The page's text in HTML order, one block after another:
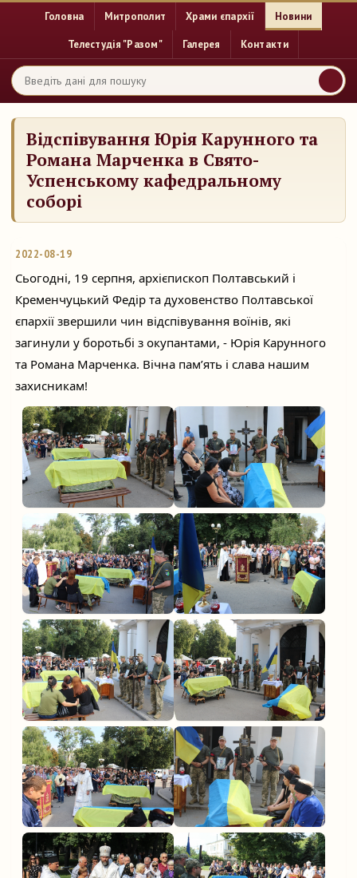
Головна Митрополит Храми єпархії Новини
Телестудія "Разом" Галерея Контакти
Відспівування Юрія Карунного та
Романа Марченка в Свято-
Успенському кафедральному
соборі
2022-08-19
Сьогодні, 19 серпня, архієпископ Полтавський і
Кременчуцький Федір та духовенство Полтавської
єпархії звершили чин відспівування воїнів, які
загинули у боротьбі з окупантами, - Юрія Карунного
та Романа Марченка. Вічна пам’ять і слава нашим
захисникам!